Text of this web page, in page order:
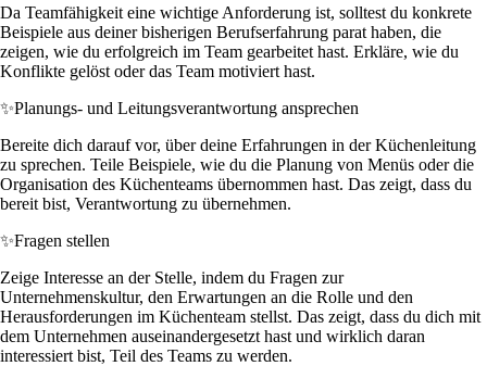
Da Teamfähigkeit eine wichtige Anforderung ist, solltest du konkrete
Beispiele aus deiner bisherigen Berufserfahrung parat haben, die
zeigen, wie du erfolgreich im Team gearbeitet hast. Erkläre, wie du
Konflikte gelöst oder das Team motiviert hast.
✨Planungs- und Leitungsverantwortung ansprechen
Bereite dich darauf vor, über deine Erfahrungen in der Küchenleitung
zu sprechen. Teile Beispiele, wie du die Planung von Menüs oder die
Organisation des Küchenteams übernommen hast. Das zeigt, dass du
bereit bist, Verantwortung zu übernehmen.
✨Fragen stellen
Zeige Interesse an der Stelle, indem du Fragen zur
Unternehmenskultur, den Erwartungen an die Rolle und den
Herausforderungen im Küchenteam stellst. Das zeigt, dass du dich mit
dem Unternehmen auseinandergesetzt hast und wirklich daran
interessiert bist, Teil des Teams zu werden.